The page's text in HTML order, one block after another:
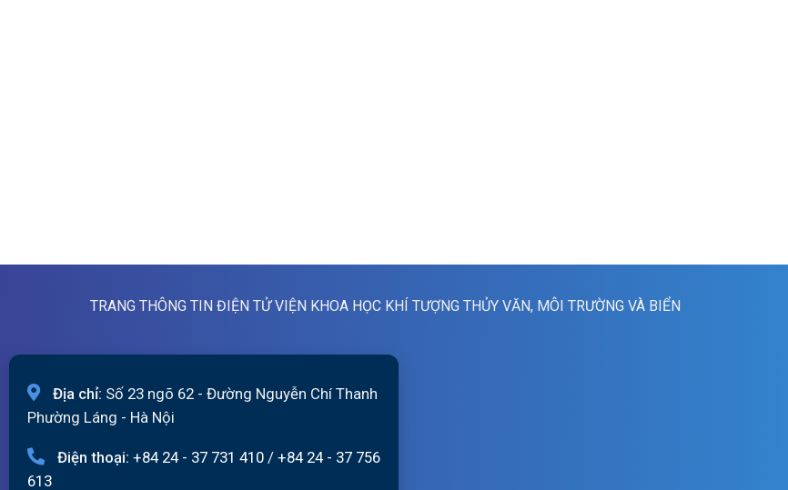
TRANG THÔNG TIN ĐIỆN TỬ VIỆN KHOA HỌC KHÍ TƯỢNG THỦY VĂN, MÔI TRƯỜNG VÀ BIỂN
Địa chỉ: Số 23 ngõ 62 - Đường Nguyễn Chí Thanh
Phường Láng - Hà Nội
Điện thoại: +84 24 - 37 731 410 / +84 24 - 37 756
613